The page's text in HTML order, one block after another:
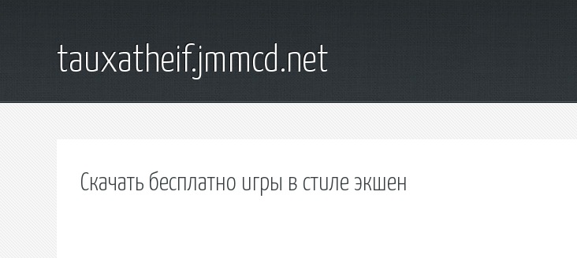
tauxatheif.jmmcd.net
Скачать бесплатно игры в стиле экшен